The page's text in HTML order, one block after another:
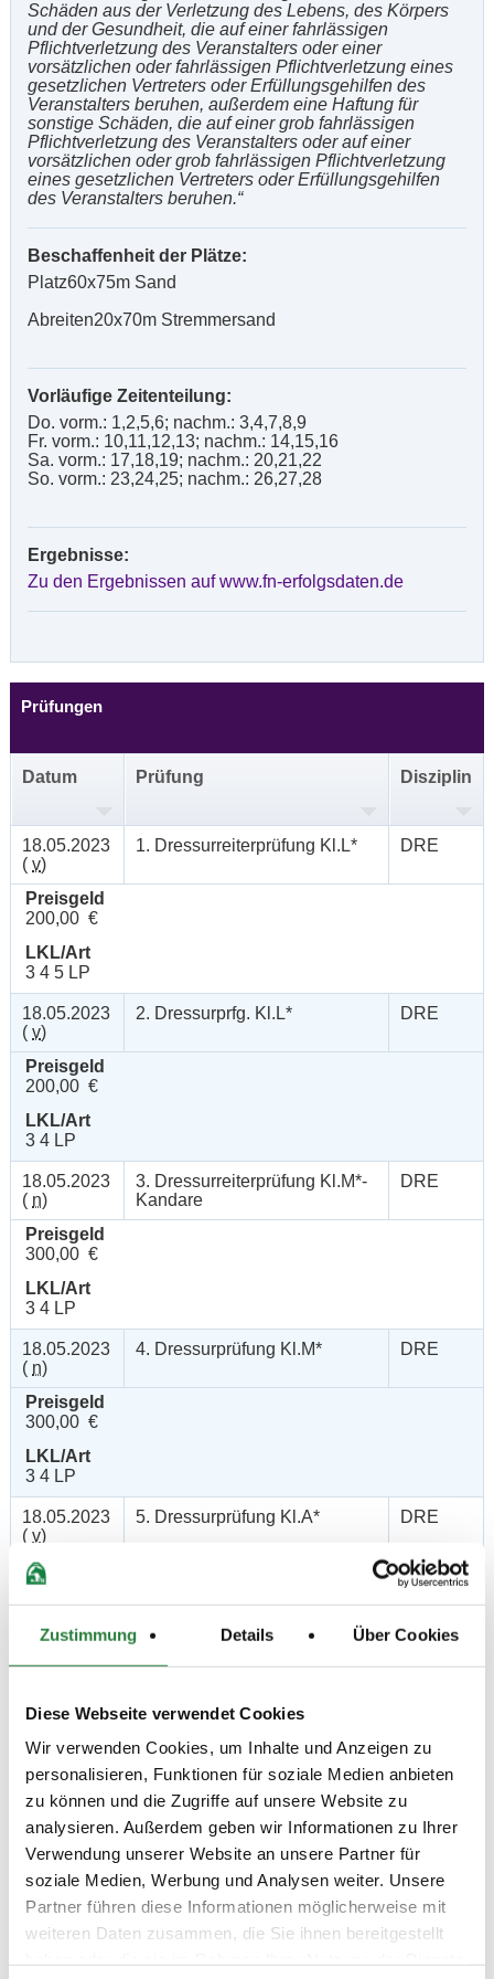
Zustimmung Details Über Cookies
Diese Webseite verwendet Cookies
Wir verwenden Cookies, um Inhalte und Anzeigen zu
personalisieren, Funktionen für soziale Medien anbieten
zu können und die Zugriffe auf unsere Website zu
analysieren. Außerdem geben wir Informationen zu Ihrer
Verwendung unserer Website an unsere Partner für
soziale Medien, Werbung und Analysen weiter. Unsere
Partner führen diese Informationen möglicherweise mit
weiteren Daten zusammen, die Sie ihnen bereitgestellt
Schäden aus der Verletzung des Lebens, des Körpers
und der Gesundheit, die auf einer fahrlässigen
Pflichtverletzung des Veranstalters oder einer
vorsätzlichen oder fahrlässigen Pflichtverletzung eines
gesetzlichen Vertreters oder Erfüllungsgehilfen des
Veranstalters beruhen, außerdem eine Haftung für
sonstige Schäden, die auf einer grob fahrlässigen
Pflichtverletzung des Veranstalters oder auf einer
vorsätzlichen oder grob fahrlässigen Pflichtverletzung
eines gesetzlichen Vertreters oder Erfüllungsgehilfen
des Veranstalters beruhen.“
Beschaffenheit der Plätze:
Platz60x75m Sand
Abreiten20x70m Stremmersand
Vorläufige Zeitenteilung:
Do. vorm.: 1,2,5,6; nachm.: 3,4,7,8,9
Fr. vorm.: 10,11,12,13; nachm.: 14,15,16
Sa. vorm.: 17,18,19; nachm.: 20,21,22
So. vorm.: 23,24,25; nachm.: 26,27,28
Ergebnisse:
Zu den Ergebnissen auf www.fn-erfolgsdaten.de
Prüfungen
Datum Prüfung Disziplin
18.05.2023
( v)
1. Dressurreiterprüfung Kl.L* DRE
Preisgeld
200,00 €
LKL/Art
3 4 5 LP
18.05.2023
( v)
2. Dressurprfg. Kl.L* DRE
Preisgeld
200,00 €
LKL/Art
3 4 LP
18.05.2023
( n)
3. Dressurreiterprüfung Kl.M*-
Kandare
DRE
Preisgeld
300,00 €
LKL/Art
3 4 LP
18.05.2023
( n)
4. Dressurprüfung Kl.M* DRE
Preisgeld
300,00 €
LKL/Art
3 4 LP
18.05.2023
( v)
5. Dressurprüfung Kl.A* DRE
Preisgeld
150,00 €
LKL/Art
5 6 LP
(v)
Preisgeld
150,00 €
LKL/Art
4 5 6 LP
18.05.2023
7. Reiter-WB Schritt - Trab -
Galopp
SOS
Preisgeld
0,00 €